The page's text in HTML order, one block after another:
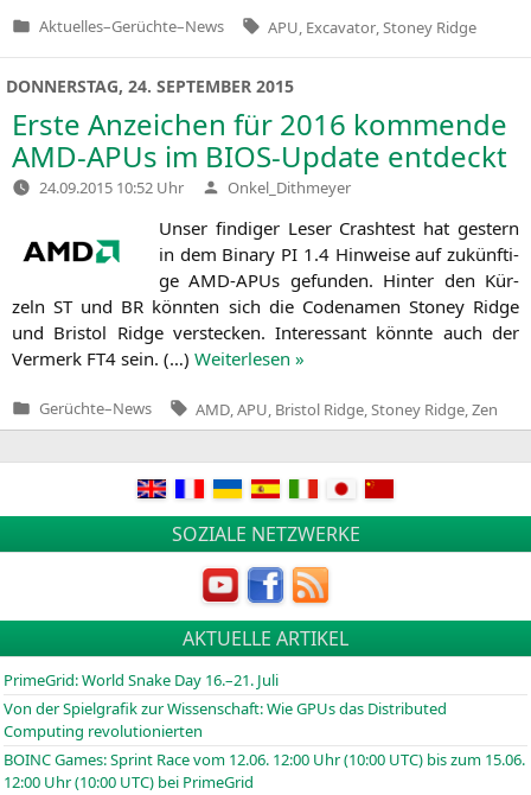
Veröffentlicht
Aktuelles–Gerüchte–News Tags:
APU Excavator Stoney Ridge
DONNERSTAG, 24. SEPTEMBER 2015
Erste Anzeichen für 2016 kommende
AMD-APUs im BIOS-Update entdeckt
24.09.2015 10:52 Uhr Verfasst
von
Onkel_Dithmeyer
Unser fin­di­ger Leser Crash­test hat gestern
in dem Bina­ry PI 1.4 Hin­wei­se auf zukünf­ti­
ge AMD-APUs gefun­den. Hin­ter den Kür­
zelnSTund BR könn­ten sich die Code­na­men Stoney Ridge
und Bris­tol Ridge ver­ste­cken. Inter­es­sant könn­te auch der
Ver­merk FT4 sein. (…) Wei­ter­le­sen »
Veröffentlicht
in
Gerüchte–News Tags:
AMD APU Bristol Ridge Stoney Ridge Zen
SOZIALE NETZWERKE
AKTUELLE ARTIKEL
PrimeGrid: World Snake Day 16.–21. Juli
Von der Spielgrafik zur Wissenschaft: Wie GPUs das Distributed
Computing revolutionierten
BOINCGames: Sprint Race vom 12.06. 12:00 Uhr (10:00 UTC) bis zum 15.06.
12:00 Uhr (10:00 UTC) bei PrimeGrid